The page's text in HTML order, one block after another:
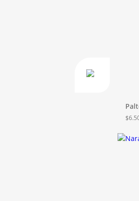
$